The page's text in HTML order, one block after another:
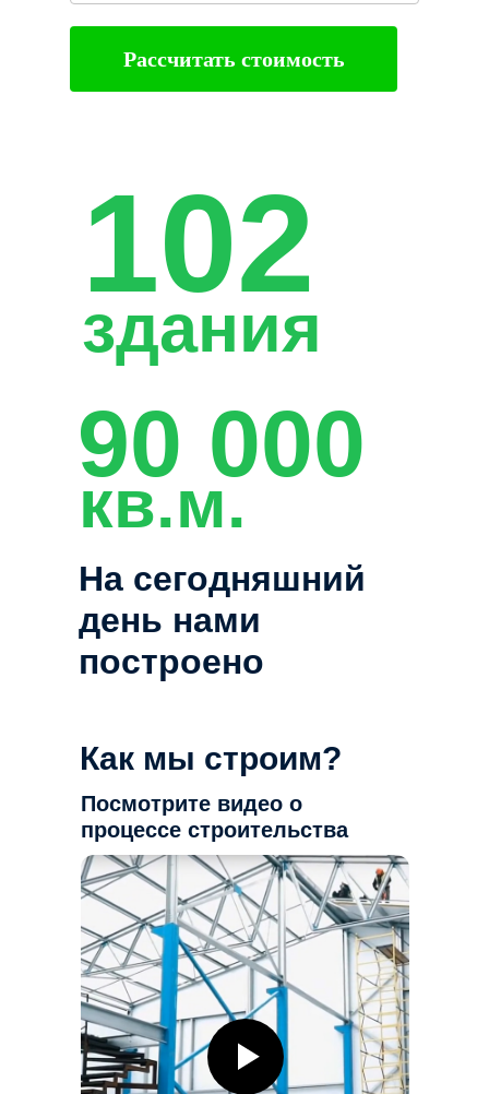
Рассчитать стоимость
На сегодняшний
день нами
построено
102
90 000
здания
кв.м.
Как мы строим?
Посмотрите видео о
процессе строительства